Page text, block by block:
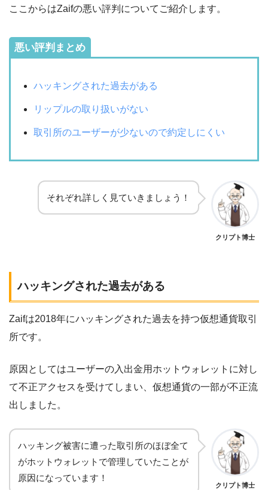
ここからはZaifの悪い評判についてご紹介します。
悪い評判まとめ
ハッキングされた過去がある
リップルの取り扱いがない
取引所のユーザーが少ないので約定しにくい
それぞれ詳しく見ていきましょう！
クリプト博士
ハッキングされた過去がある
Zaifは2018年にハッキングされた過去を持つ仮想通貨取引
所です。
原因としてはユーザーの入出金用ホットウォレットに対し
て不正アクセスを受けてしまい、仮想通貨の一部が不正流
出しました。
ハッキング被害に遭った取引所のほぼ全て
がホットウォレットで管理していたことが
原因になっています！
クリプト博士